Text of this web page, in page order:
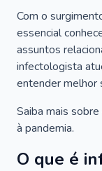
Com o
essencial
assuntos
infectologista
entender melhor
Saiba mais
à pandemia.
O que é